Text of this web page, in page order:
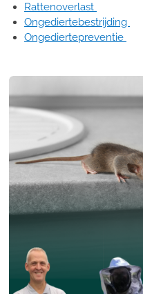
Rattenoverlast
Ongediertebestrijding
Ongediertepreventie